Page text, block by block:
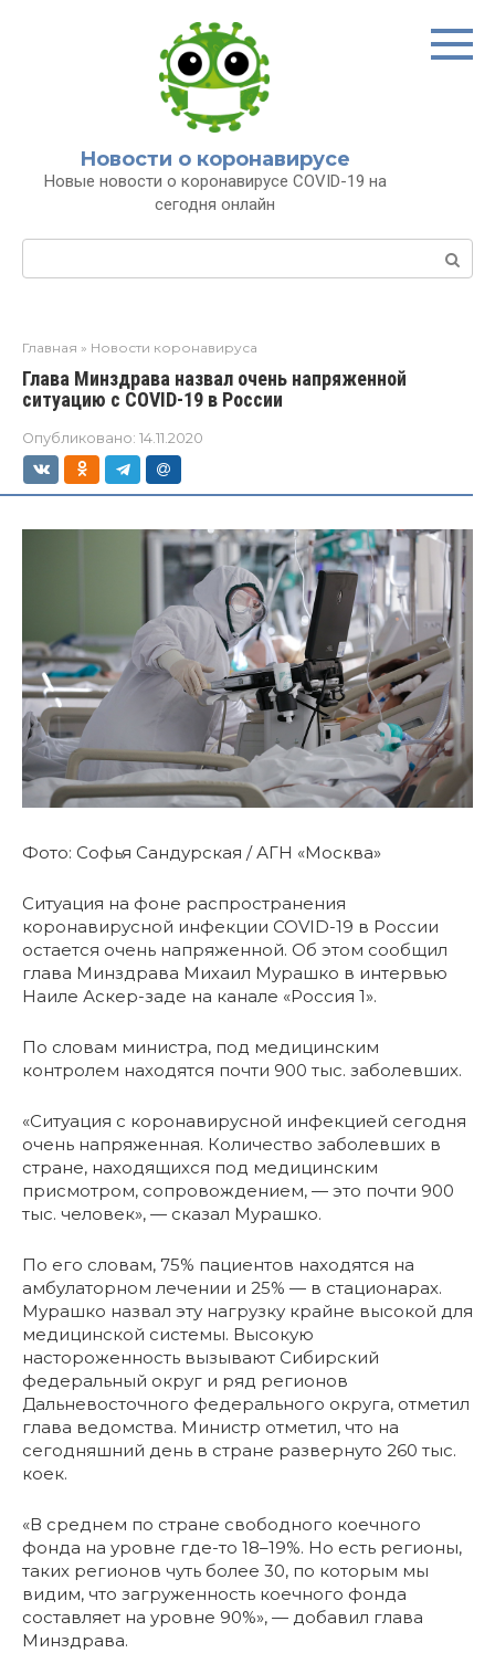
Новости о коронавирусе
Новые новости о коронавирусе COVID-19 на
сегодня онлайн
Главная » Новости коронавируса
Глава Минздрава назвал очень напряженной
ситуацию с COVID-19 в России
Опубликовано: 14.11.2020
Фото: Софья Сандурская / АГН «Москва»
Ситуация на фоне распространения
коронавирусной инфекции COVID-19 в России
остается очень напряженной. Об этом сообщил
глава Минздрава Михаил Мурашко в интервью
Наиле Аскер-заде на канале «Россия 1».
По словам министра, под медицинским
контролем находятся почти 900 тыс. заболевших.
«Ситуация с коронавирусной инфекцией сегодня
очень напряженная. Количество заболевших в
стране, находящихся под медицинским
присмотром, сопровождением, — это почти 900
тыс. человек», — сказал Мурашко.
По его словам, 75% пациентов находятся на
амбулаторном лечении и 25% — в стационарах.
Мурашко назвал эту нагрузку крайне высокой для
медицинской системы. Высокую
настороженность вызывают Сибирский
федеральный округ и ряд регионов
Дальневосточного федерального округа, отметил
глава ведомства. Министр отметил, что на
сегодняшний день в стране развернуто 260 тыс.
коек.
«В среднем по стране свободного коечного
фонда на уровне где-то 18–19%. Но есть регионы,
таких регионов чуть более 30, по которым мы
видим, что загруженность коечного фонда
составляет на уровне 90%», — добавил глава
Минздрава.